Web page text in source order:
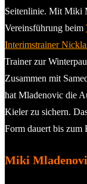
Seitenlinie. Mit Miki
Vereinsführung beim
Interimstrainer
Trainer zur
Zusammen mit
hat Mladenovic die
Kieler zu sichern.
Form dauert bis zum
Miki